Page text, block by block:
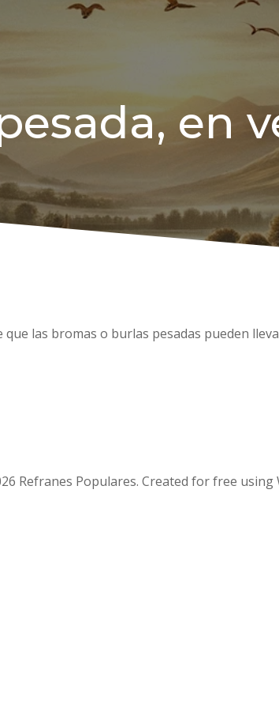
en
las bromas o burlas pesadas pueden
Refranes Populares. Created for free using